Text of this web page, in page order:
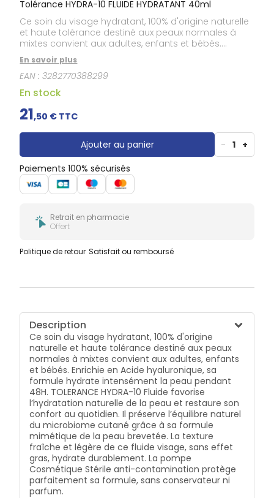
Tolérance HYDRA-10 FLUIDE HYDRATANT 40ml
Ce soin du visage hydratant, 100% d'origine naturelle
et haute tolérance destiné aux peaux normales à
mixtes convient aux adultes, enfants et bébés.
Enrichie en Acide hyaluronique, sa formule hydrate
intensément la peau pendant 48H. TOLERANCE HYDRA-
10 Fluide favorise l’hydratation naturelle de la peau et
restaure son confort au quotidien. Il préserve
l’équilibre naturel du microbiome cutané grâce à sa
formule mimétique de la peau brevetée. La texture
fraîche et légère de ce fluide visage, sans effet gras,
hydrate durablement. La pompe Cosmétique Stérile
anti-contamination protège parfaitement sa
formule, sans conservateur ni parfum.
En savoir plus
EAN :3282770388299
En stock
21,50 € TTC
Ajouter au panier - 1 +
Paiements 100% sécurisés
Retrait en pharmacie
Offert
Politique de retour Satisfait ou remboursé
Description
Ce soin du visage hydratant, 100% d'origine
naturelle et haute tolérance destiné aux peaux
normales à mixtes convient aux adultes, enfants
et bébés. Enrichie en Acide hyaluronique, sa
formule hydrate intensément la peau pendant
48H. TOLERANCE HYDRA-10 Fluide favorise
l’hydratation naturelle de la peau et restaure son
confort au quotidien. Il préserve l’équilibre naturel
du microbiome cutané grâce à sa formule
mimétique de la peau brevetée. La texture
fraîche et légère de ce fluide visage, sans effet
gras, hydrate durablement. La pompe
Cosmétique Stérile anti-contamination protège
parfaitement sa formule, sans conservateur ni
parfum.